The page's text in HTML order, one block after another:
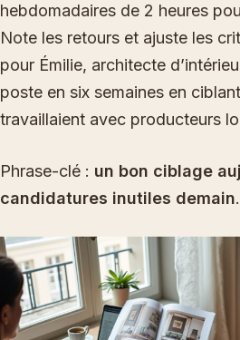
hebdomadaires de 2 heures
Note les retours et ajuste les
pour Émilie, architecte
poste en six semaines en
travaillaient avec producteurs
Phrase-clé : un bon ciblage
candidatures inutiles demain.